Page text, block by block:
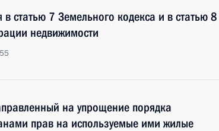
статью 7 Земельного кодекса и в статью 8
недвижимости
на упрощение порядка
прав на используемые ими жилые